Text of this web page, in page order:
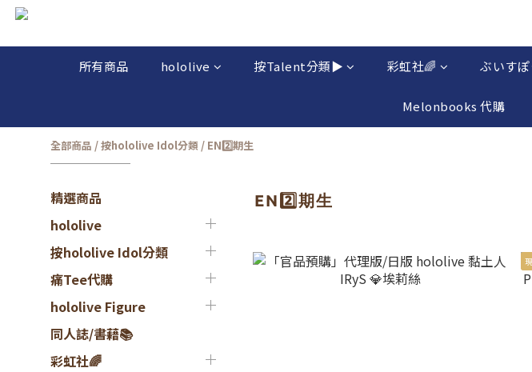
所有商品 hololive 按Talent分類▶️ 彩虹社🌈 ぶいす
Melonbooks 代購
全部商品 /按hololive Idol分類 / EN2️⃣期生
精選商品
hololive
按hololive Idol分類
痛Tee代購
hololive Figure
同人誌/書藉📚
彩虹社🌈
EN2️⃣期生